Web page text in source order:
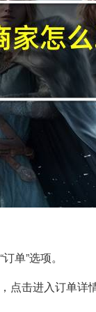
单”选项。
点击进入订单详